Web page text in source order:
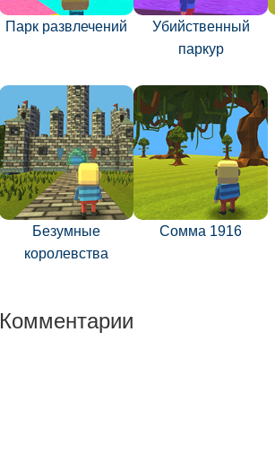
Парк развлечений
Убийственный
паркур
Безумные
королевства
Сомма 1916
Комментарии